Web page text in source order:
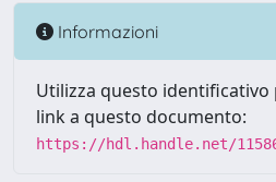
Informazioni
Utilizza questo
link a questo documento:
https://hdl.handle.net/